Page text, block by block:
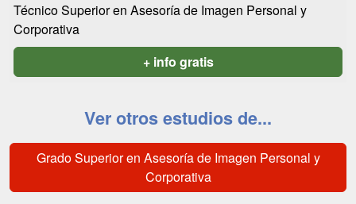
Técnico Superior en Asesoría de Imagen Personal y
Corporativa
+ info gratis
Ver otros estudios de...
Grado Superior en Asesoría de Imagen Personal y
Corporativa